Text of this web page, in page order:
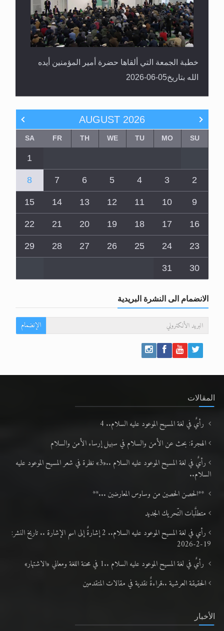
خطبة الجمعة التي ألقاها حضرة أمير المؤمنين أيده
الله بتاريخ05-06-2026
AUGUST 2026
SU
MO
TU
WE
TH
FR
SA
1
2
3
4
5
6
7
8
9
10
11
12
13
14
15
16
17
18
19
20
21
22
23
24
25
26
27
28
29
30
31
الانضمام الى النشرة البريدية
الإنضمام
المقالات
رأيٌ في لغة المسيح الموعود عليه السلام.. 4
الهجرة: بحث عن الأمن والسلام في سبيل إرساء الأمن والسلام
رأيٌ في لغة المسيح الموعود عليه السلام ..«3» نظرة في شعر المسيح الموعود عليه
السلام..
**الحصن الحصين من وساوس المعارضين ...**
متطلَّبات التّحريك الجديد
رأي في لغة المسيح الموعود عليه السلام.. 2 إشارةٌ إلى اسم الإشارة .. تاريخ النشر:
19-2-2026
رأيٌ في لغة المسيح الموعود عليه السلام ..1 في محنة اللغة ومعاني «الاشتهار»
الحقيقة العرشية ..قراءةٌ نقدية في مقالات المتقدمين
الأخبار